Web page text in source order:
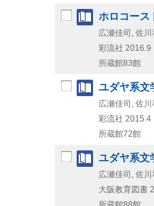
ホロコース
広瀬佳司, 佐
彩流社 2016.9
所蔵館83館
ユダヤ系文
広瀬佳司, 佐
彩流社 2015.4
所蔵館72館
ユダヤ系文
広瀬佳司, 佐
大阪教育図書